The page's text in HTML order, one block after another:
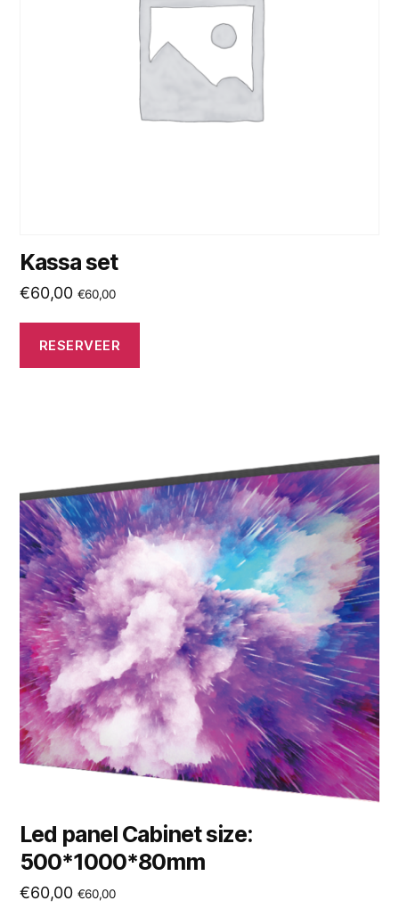
Kassa set
€60,00 €60,00
RESERVEER
Led panel Cabinet size:
500*1000*80mm
€60,00 €60,00